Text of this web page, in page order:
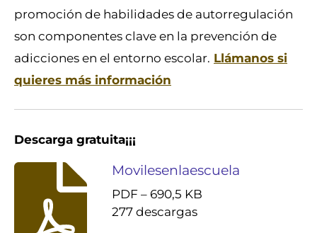
promoción de habilidades de autorregulación
son componentes clave en la prevención de
adicciones en el entorno escolar. Llámanos si
quieres más información
Descarga gratuita¡¡¡
Movilesenlaescuela
PDF – 690,5 KB
277 descargas